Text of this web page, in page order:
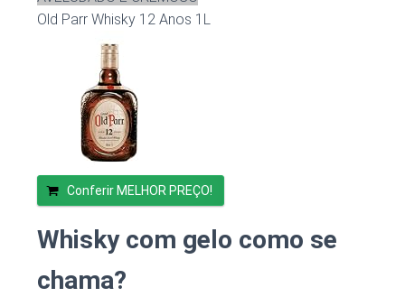
Old Parr Whisky 12 Anos 1L
Conferir MELHOR PREÇO!
Whisky com gelo como se
chama?